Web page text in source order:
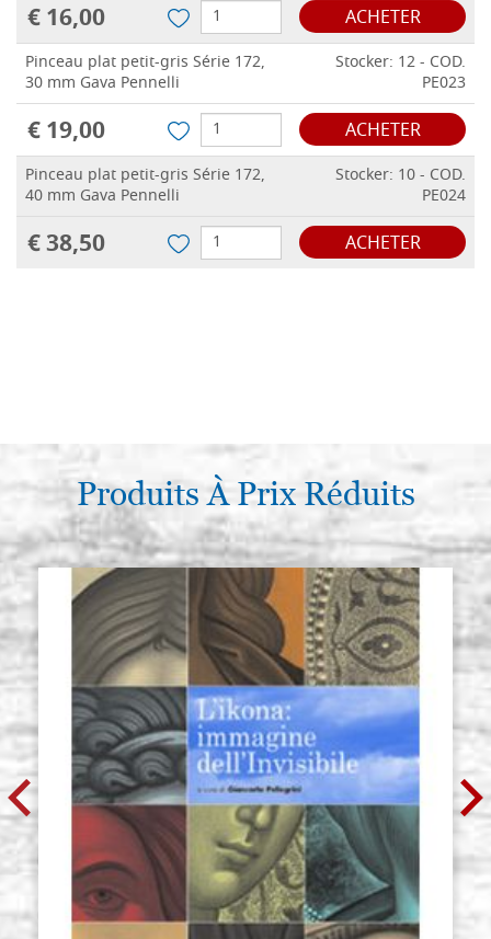
€ 16,00 ACHETER
Pinceau plat petit-gris Série 172,
30 mm Gava Pennelli
Stocker: 12 - COD.
PE023
€ 19,00 ACHETER
Pinceau plat petit-gris Série 172,
40 mm Gava Pennelli
Stocker: 10 - COD.
PE024
€ 38,50 ACHETER
Produits À Prix Réduits